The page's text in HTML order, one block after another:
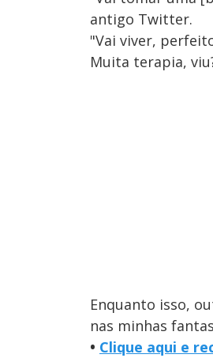
antigo Twitter.
"Vai viver,
Muita terapia,
Enquanto isso,
nas minhas
• Clique aqui e